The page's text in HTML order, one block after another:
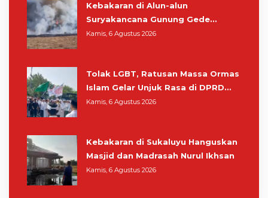
Kebakaran di Alun-alun
Suryakancana Gunung Gede
Pangrango, Relawan dan Warga
Kamis, 6 Agustus 2026
Tolak LGBT, Ratusan Massa Ormas
Islam Gelar Unjuk Rasa di DPRD
Cianjur
Kamis, 6 Agustus 2026
Kebakaran di Sukaluyu Hanguskan
Masjid dan Madrasah Nurul Ikhsan
Kamis, 6 Agustus 2026